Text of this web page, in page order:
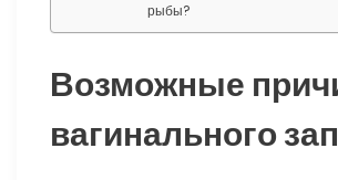
рыбы?
Возможные
вагинального